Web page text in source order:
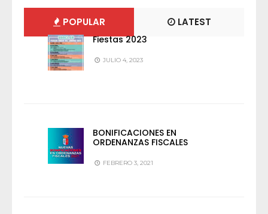
POPULAR LATEST
Fiestas 2023
JULIO 4, 2023
BONIFICACIONES EN
ORDENANZAS FISCALES
FEBRERO 3, 2021